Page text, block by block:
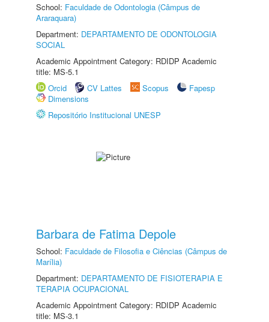
School: Faculdade de Odontologia (Câmpus de
Araraquara)
Department: DEPARTAMENTO DE ODONTOLOGIA
SOCIAL
Academic Appointment Category: RDIDP Academic
title: MS-5.1
Orcid
CV Lattes Scopus
Fapesp
Dimensions
Repositório Institucional UNESP
Barbara de Fatima Depole
School: Faculdade de Filosofia e Ciências (Câmpus de
Marília)
Department: DEPARTAMENTO DE FISIOTERAPIA E
TERAPIA OCUPACIONAL
Academic Appointment Category: RDIDP Academic
title: MS-3.1